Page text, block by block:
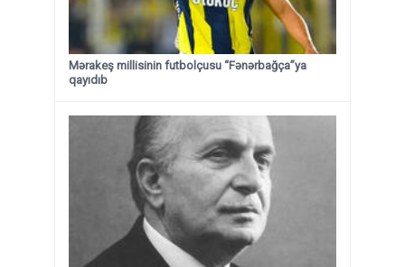
Mərakeş millisinin futbolçusu “Fənərbağça”ya
qayıdıb